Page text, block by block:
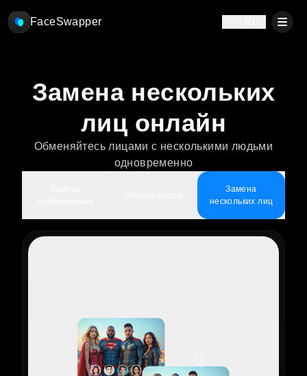
FaceSwapper
Замена нескольких
лиц онлайн
Обменяйтесь лицами с несколькими людьми
одновременно
Замена
нескольких лиц